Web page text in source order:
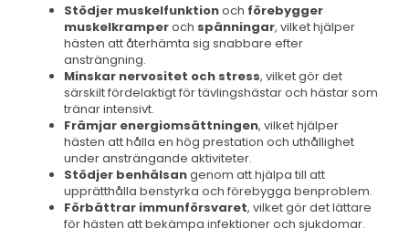
Stödjer muskelfunktionoch förebygger
muskelkramperoch spänningar, vilket hjälper
hästen att återhämta sig snabbare efter
ansträngning.
Minskar nervositet och stress, vilket gör det
särskilt fördelaktigt för tävlingshästar och hästar som
tränar intensivt.
Främjar energiomsättningen, vilket hjälper
hästen att hålla en hög prestation och uthållighet
under ansträngande aktiviteter.
Stödjer benhälsangenom att hjälpa till att
upprätthålla benstyrka och förebygga benproblem.
Förbättrar immunförsvaret, vilket gör det lättare
för hästen att bekämpa infektioner och sjukdomar.